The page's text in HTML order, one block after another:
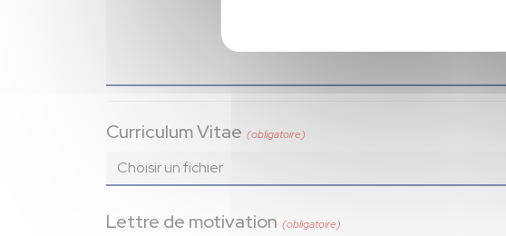
Curriculum Vitae (obligatoire)
Choisir un fichier
Lettre de motivation (obligatoire)